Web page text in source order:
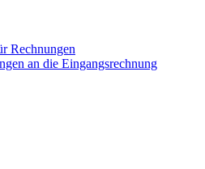
Rechnungen
an die Eingangsrechnung